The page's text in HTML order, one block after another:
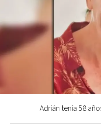
Adrián tenía 58